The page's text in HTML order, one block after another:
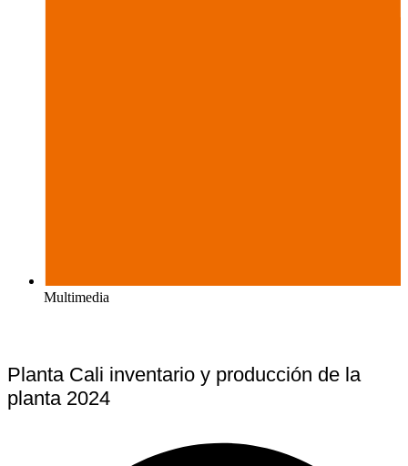
Multimedia
Planta Cali inventario y producción de la
planta 2024